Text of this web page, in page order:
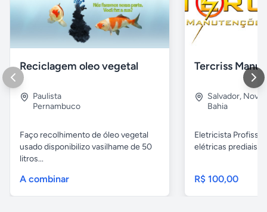
Reciclagem oleo vegetal
Paulista
Pernambuco
Faço recolhimento de óleo vegetal
usado disponibilizo vasilhame de 50
litros...
A combinar
Salvador, Nova
Bahia
Eletricista
elétricas prediais e
R$ 100,00